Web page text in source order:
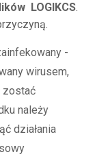
LOGIKCS.
-
wirusem,
zostać
należy
działania